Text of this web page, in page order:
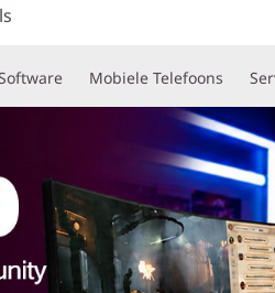
Mobiele Telefoons